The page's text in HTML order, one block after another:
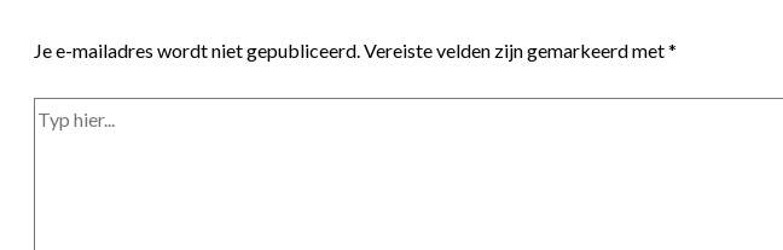
Je e-mailadres wordt niet gepubliceerd. Vereiste velden zijn gemarkeerd met*
Typ